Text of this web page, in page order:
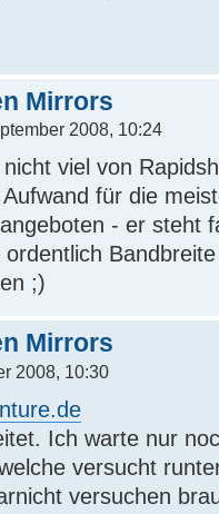
Mirrors
2008, 10:24
viel von
für die
- er steht
;)
Mirrors
2008, 10:30
Ich warte nur
versucht
versuchen